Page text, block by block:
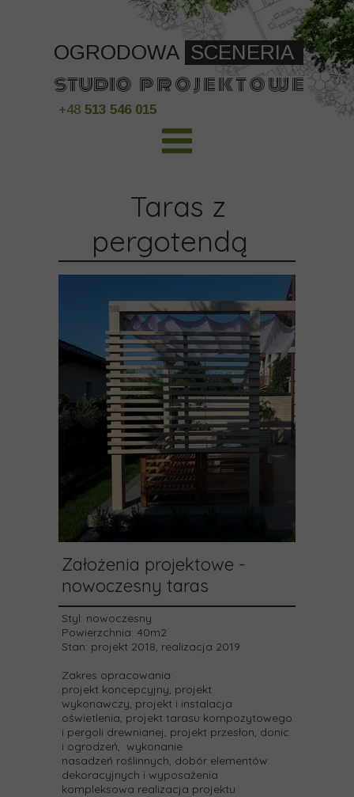
OGRODOWA SCENERIA
+48 513 546 015
studio p r o j e k t o we
Założenia projektowe -
nowoczesny taras
Styl: nowoczesny
Powierzchnia: 40m2
Stan: projekt 2018, realizacja 2019
Zakres opracowania:
projekt koncepcyjny, projekt
wykonawczy, projekt i instalacja
oświetlenia, projekt tarasu kompozytowego
i pergoli drewnianej, projekt przesłon, donic
i ogrodzeń, wykonanie
nasadzeń roślinnych, dobór elementów
dekoracyjnych i wyposażenia
kompleksowa realizacja projektu
Taras z
pergotendą